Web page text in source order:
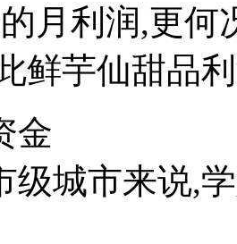
月利润,更
鲜芋仙甜品
金
级城市来说,